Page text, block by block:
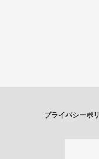
プライバシーポ